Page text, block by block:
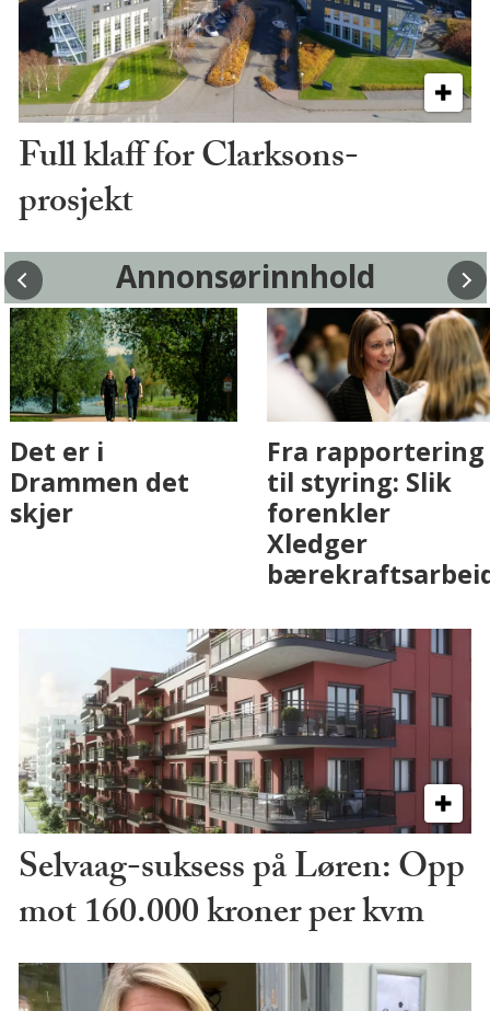
Full klaff for Clarksons-
prosjekt
Annonsørinnhold
Fenistra endrer
eiendomsbransjen
med AI. Slik ser vi
Det er i
Drammen det
skjer
Selvaag-suksess på Løren: Opp
mot 160.000 kroner per kvm